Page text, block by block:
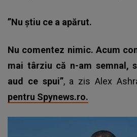
”Nu știu ce a apărut.
Nu comentez nimic. Acum
mai târziu că n-am semnal,
aud ce spui”, a zis Alex
pentru Spynews.ro.